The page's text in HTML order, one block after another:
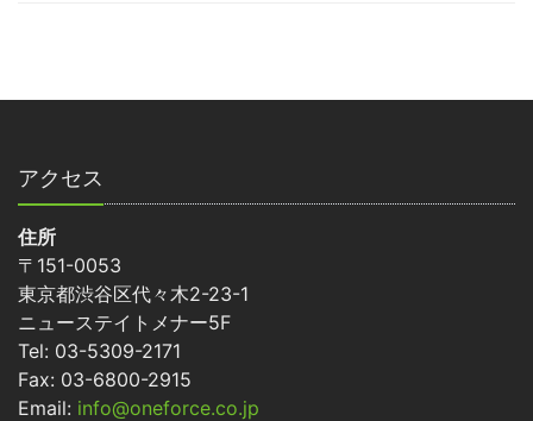
アクセス
住所
〒151-0053
東京都渋谷区代々木2-23-1
ニューステイトメナー5F
Tel: 03-5309-2171
Fax: 03-6800-2915
Email: info@oneforce.co.jp